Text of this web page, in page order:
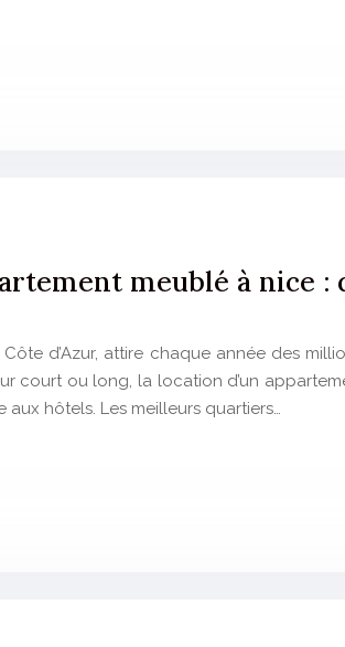
meublé à nice
d’Azur, attire chaque année des
court ou long, la location d’un
hôtels. Les meilleurs quartiers…